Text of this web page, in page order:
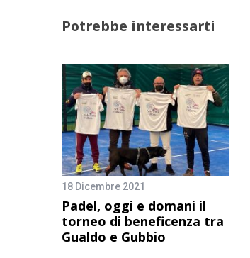
Potrebbe interessarti
18 Dicembre 2021
Padel, oggi e domani il
torneo di beneficenza tra
Gualdo e Gubbio